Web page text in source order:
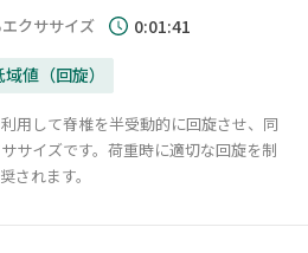
クササイズ 0:01:41
値（回旋）
用して脊椎を半受動的に回旋させ、同
サイズです。荷重時に適切な回旋を制
されます。